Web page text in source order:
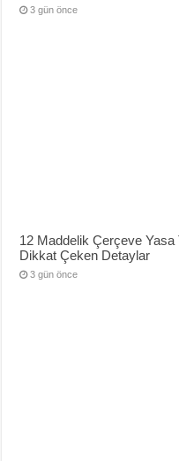
3 gün önce
12 Maddelik Çerçeve
Dikkat Çeken Detaylar
3 gün önce